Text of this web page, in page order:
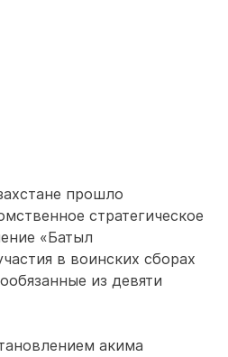
прошло
стратегическое
«Батыл
в воинских сборах
из девяти
акима